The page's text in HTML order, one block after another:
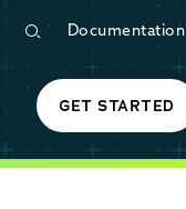
Documentation
GET STARTED